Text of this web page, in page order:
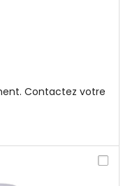
Contactez votre